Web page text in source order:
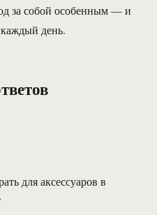
за собой особенным — и
каждый день.
для аксессуаров в